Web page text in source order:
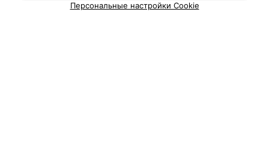
Добавить специалиста
Персональные настройки Cookie